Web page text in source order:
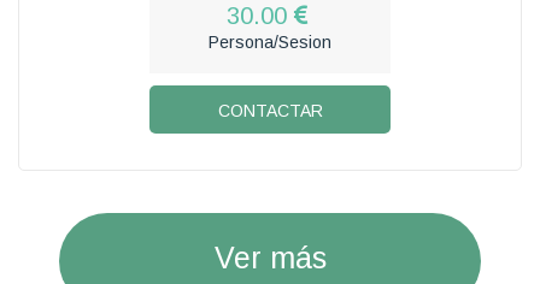
30.00
Persona/Sesion
CONTACTAR
Ver más